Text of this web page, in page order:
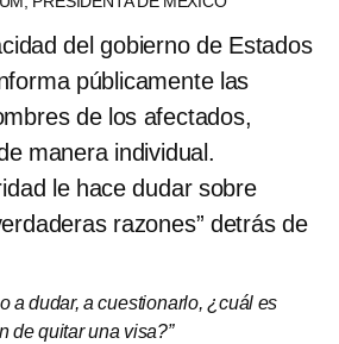
del gobierno de Estados
públicamente las
de los afectados,
manera individual.
le hace dudar sobre
razones” detrás de
a dudar, a cuestionarlo, ¿cuál es
de quitar una visa?”